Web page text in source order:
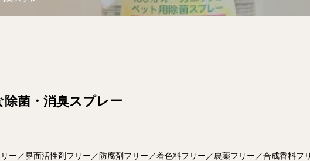
菌・消臭スプレー
ー／界面活性剤フリー／防腐剤フリー／着色料フリー／農薬フリー／合成香料フ